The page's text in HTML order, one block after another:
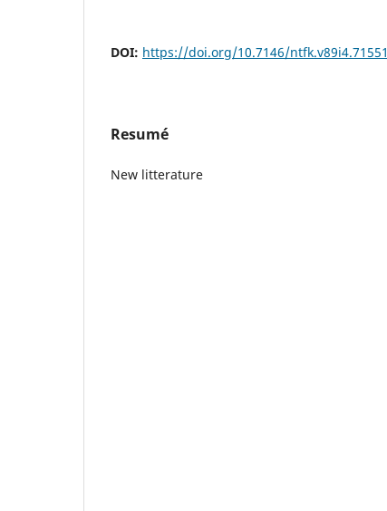
DOI: https://doi.org/10.7146/ntfk.v89i4.71551
Resumé
New litterature